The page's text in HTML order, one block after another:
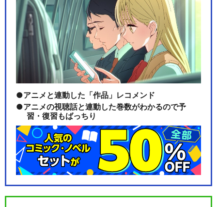
アニメと連動した「作品」レコメンド
アニメの視聴話と連動した巻数がわかるので予
習・復習もばっちり